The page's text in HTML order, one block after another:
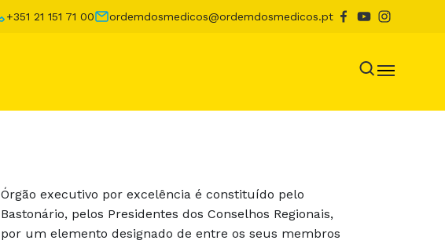
+351 21 151 71 00 ordemdosmedicos@ordemdosmedicos.pt
Órgão executivo por excelência é constituído pelo
Bastonário, pelos Presidentes dos Conselhos Regionais,
por um elemento designado de entre os seus membros